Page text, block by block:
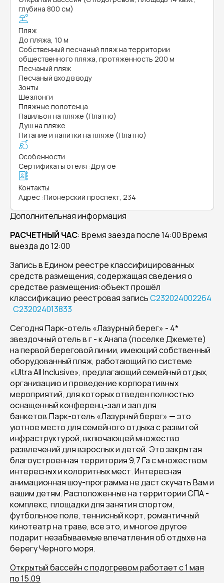
глубина 800 см)
Пляж
До пляжа, 10 м
Собственный песчаный пляж на территории
общественного пляжа, протяженность 200 м
Песчаный пляж
Песчаный вход в воду
Зонты
Шезлонги
Пляжные полотенца
Павильон на пляже (Платно)
Душ на пляже
Питание и напитки на пляже (Платно)
Особенности
Сертификаты отеля :Другое
Контакты
Адрес :Пионерский проспект, 234
Дополнительная информация
РАСЧЕТНЫЙ ЧАС: Время заезда после 14:00 Время
выезда до 12:00
Запись в Едином реестре классифицированных
средств размещения, содержащая сведения о
средстве размещения:объект прошёл
классификацию реестровая записьС232024002264
С232024013833
Сегодня Парк-отель «Лазурный берег» - 4*
звездочный отель в г - к Анапа (поселке Джемете)
на первой береговой линии, имеющий собственный
оборудованный пляж, работающий по системе
«Ultra All Inclusive», предлагающий семейный отдых,
организацию и проведение корпоративных
мероприятий, для которых отведен полностью
оснащенный конференц-зал и зал для
банкетов.Парк-отель «Лазурный берег» — это
уютное место для семейного отдыха с развитой
инфраструктурой, включающей множество
развлечений для взрослых и детей. Это закрытая
благоустроенная территория 9,7 Га с множеством
интересных и колоритных мест. Интересная
анимационная шоу-программа не даст скучать Вам и
вашим детям. Расположенные на территории СПА -
комплекс, площадки для занятия спортом,
футбольное поле, теннисный корт, романтичный
кинотеатр на траве, все это, и многое другое
подарит незабываемые впечатления об отдыхе на
берегу Черного моря.
Открытый бассейн с подогревом работает с 1 мая
по 15.09